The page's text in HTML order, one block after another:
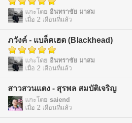
แกะโดย อินทราชัย มาสม
เมื่อ 2 เดือนที่แล้ว
ภวังค์ - แบล็คเฮด (Blackhead)
แกะโดย อินทราชัย มาสม
เมื่อ 2 เดือนที่แล้ว
สาวสวนแตง - สุรพล สมบัติเจริญ
แกะโดย saiend
เมื่อ 2 เดือนที่แล้ว